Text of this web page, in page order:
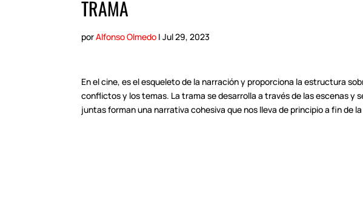
TRAMA
porAlfonso Olmedo |Jul 29, 2023
En el cine, es el esqueleto de la narración y proporciona la estructura
conflictos y los temas. La trama se desarrolla a través de las escenas y
juntas forman una narrativa cohesiva que nos lleva de principio a fin de